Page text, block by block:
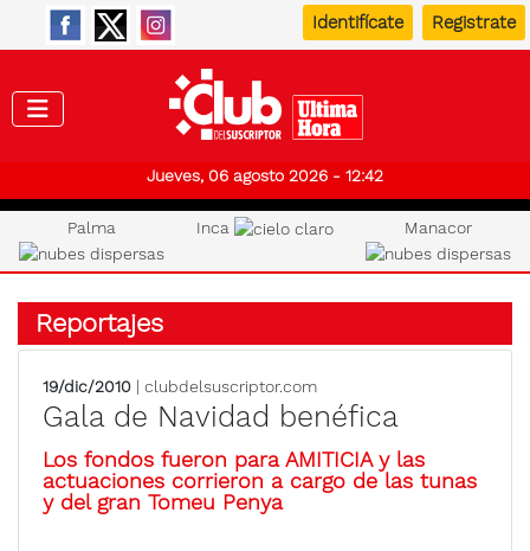
Identifícate Registrate
Jueves, 06 agosto 2026 - 12:42
Palma Inca Manacor
Reportajes
19/dic/2010 | clubdelsuscriptor.com
Gala de Navidad benéfica
Los fondos fueron para AMITICIA y las
actuaciones corrieron a cargo de las tunas
y del gran Tomeu Penya